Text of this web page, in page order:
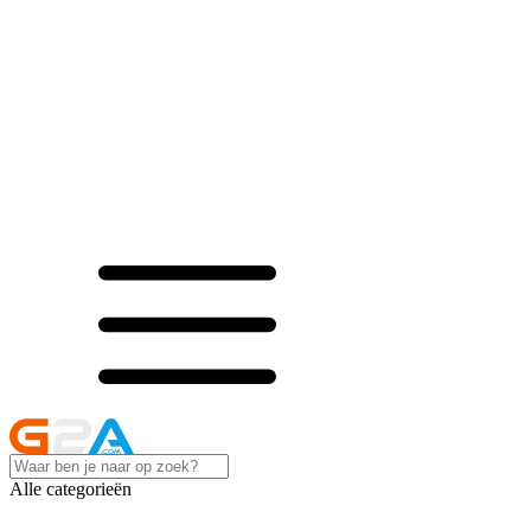
Alle categorieën